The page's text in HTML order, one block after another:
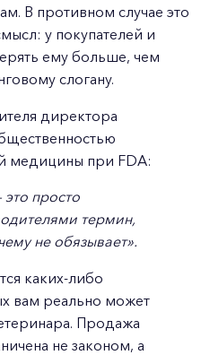
В противном случае это
у покупателей и
ему больше, чем
слогану.
директора
медицины при FDA:
это просто
термин,
не обязывает».
каких-либо
вам реально может
Продажа
не законом, а